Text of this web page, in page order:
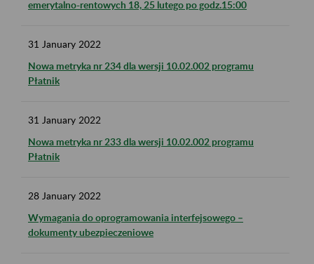
emerytalno-rentowych 18, 25 lutego po godz.15:00
31 January 2022
Nowa metryka nr 234 dla wersji 10.02.002 programu
Płatnik
31 January 2022
Nowa metryka nr 233 dla wersji 10.02.002 programu
Płatnik
28 January 2022
Wymagania do oprogramowania interfejsowego –
dokumenty ubezpieczeniowe